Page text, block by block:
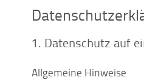
1. Datenschutz auf
Allgemeine Hinweise